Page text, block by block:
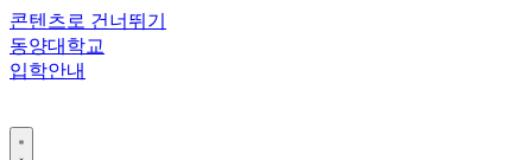
콘텐츠로 건너뛰기
동양대학교
입학안내